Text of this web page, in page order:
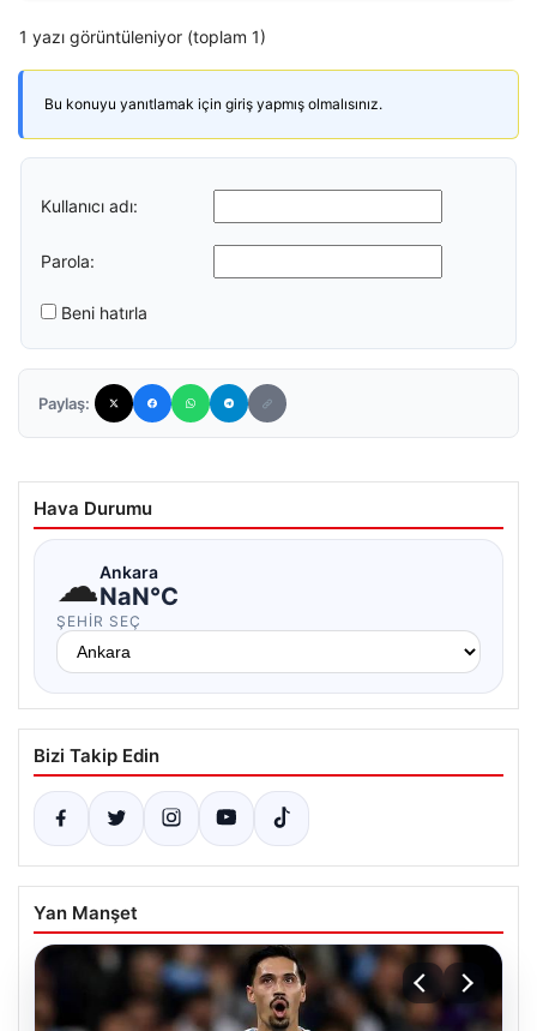
1 yazı görüntüleniyor (toplam 1)
Bu konuyu yanıtlamak için giriş yapmış olmalısınız.
Kullanıcı adı:
Parola:
Beni hatırla
Paylaş:
Hava Durumu
☁Ankara
NaN°C
ŞEHIR SEÇ
Bizi Takip Edin
Yan Manşet